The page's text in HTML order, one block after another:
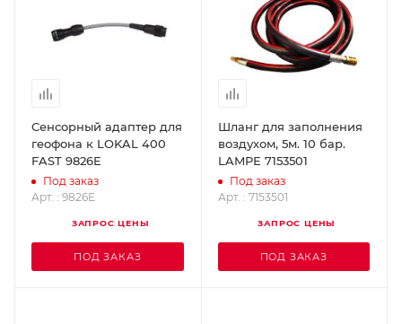
Сенсорный адаптер для
геофона к LOKAL 400
FAST 9826E
Под заказ
Арт. : 9826E
ЗАПРОС ЦЕНЫ
ПОД ЗАКАЗ
Шланг для заполнения
воздухом, 5м. 10 бар.
LAMPE 7153501
Под заказ
Арт. : 7153501
ЗАПРОС ЦЕНЫ
ПОД ЗАКАЗ